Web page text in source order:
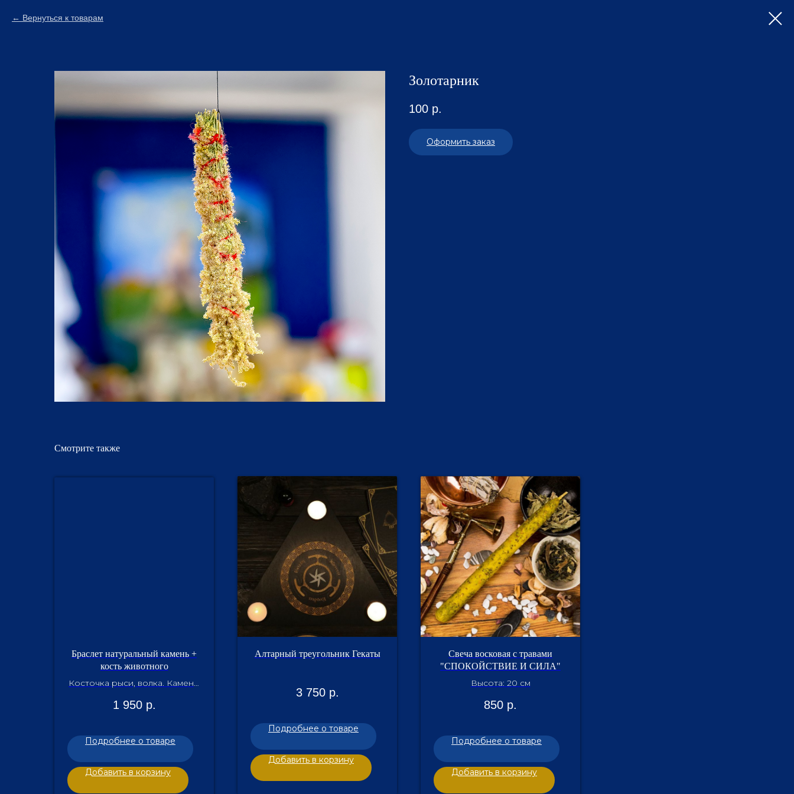
Вернуться к товарам
Золотарник
100 р.
Оформить заказ
Смотрите также
Браслет натуральный камень +
кость животного
Косточка рыси, волка. Камень:
1 950 р.
Подробнее о товаре
Добавить в корзину
Алтарный треугольник Гекаты
3 750 р.
Подробнее о товаре
Добавить в корзину
Свеча восковая с травами
"СПОКОЙСТВИЕ И СИЛА"
Высота: 20 см
850 р.
Подробнее о товаре
Добавить в корзину